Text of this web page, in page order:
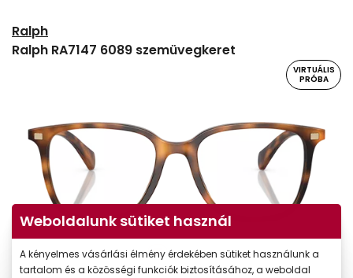
Ralph
Ralph RA7147 6089 szemüvegkeret
VIRTUÁLIS
PRÓBA
Weboldalunk sütiket használ
A kényelmes vásárlási élmény érdekében sütiket használunk a
tartalom és a közösségi funkciók biztosításához, a weboldal